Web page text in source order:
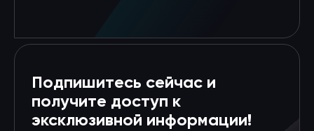
Подпишитесь сейчас и
получите доступ к
эксклюзивной информации!